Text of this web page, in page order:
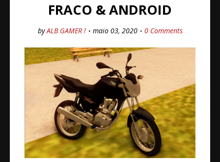
FRACO & ANDROID
by ALB GAMER ! maio 03, 2020 0 Comments